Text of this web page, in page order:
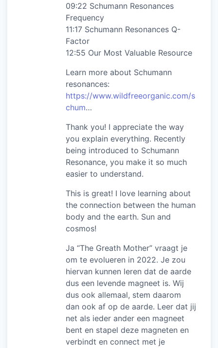
09:22 Schumann Resonances
Frequency
11:17 Schumann Resonances Q-
Factor
12:55 Our Most Valuable Resource
Learn more about Schumann
resonances:
https://www.wildfreeorganic.com/s
chum…
Thank you! I appreciate the way
you explain everything. Recently
being introduced to Schumann
Resonance, you make it so much
easier to understand.
This is great! I love learning about
the connection between the human
body and the earth. Sun and
cosmos!
Ja “The Greath Mother” vraagt ​​je
om te evolueren in 2022. Je zou
hiervan kunnen leren dat de aarde
dus een levende magneet is. Wij
dus ook allemaal, stem daarom
dan ook af op de aarde. Leer dat jij
net als ieder ander een magneet
bent en stapel deze magneten en
verbindt en connect met je